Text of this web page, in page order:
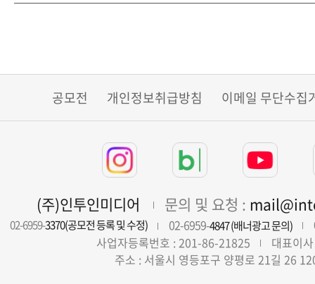
공모전 개인정보취급방침 이메일 무단수집
(주)인투인미디어 문의 및 요청 :
02-6959-3370(공모전 등록 및 수정) 02-6959-4847 (배너광고 문의)
사업자등록번호 : 201-86-21825
대표이
주소 : 서울시 영등포구 양평로 21길 26